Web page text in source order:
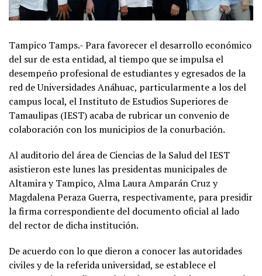
Tampico Tamps.- Para favorecer el desarrollo económico
del sur de esta entidad, al tiempo que se impulsa el
desempeño profesional de estudiantes y egresados de la
red de Universidades Anáhuac, particularmente a los del
campus local, el Instituto de Estudios Superiores de
Tamaulipas (IEST) acaba de rubricar un convenio de
colaboración con los municipios de la conurbación.
Al auditorio del área de Ciencias de la Salud del IEST
asistieron este lunes las presidentas municipales de
Altamira y Tampico, Alma Laura Amparán Cruz y
Magdalena Peraza Guerra, respectivamente, para presidir
la firma correspondiente del documento oficial al lado
del rector de dicha institución.
De acuerdo con lo que dieron a conocer las autoridades
civiles y de la referida universidad, se establece el